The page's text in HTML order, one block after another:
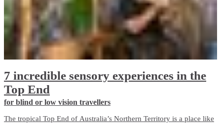
7 incredible sensory experiences in the
Top End
for blind or low vision travellers
The tropical Top End of Australia’s Northern Territory is a place like